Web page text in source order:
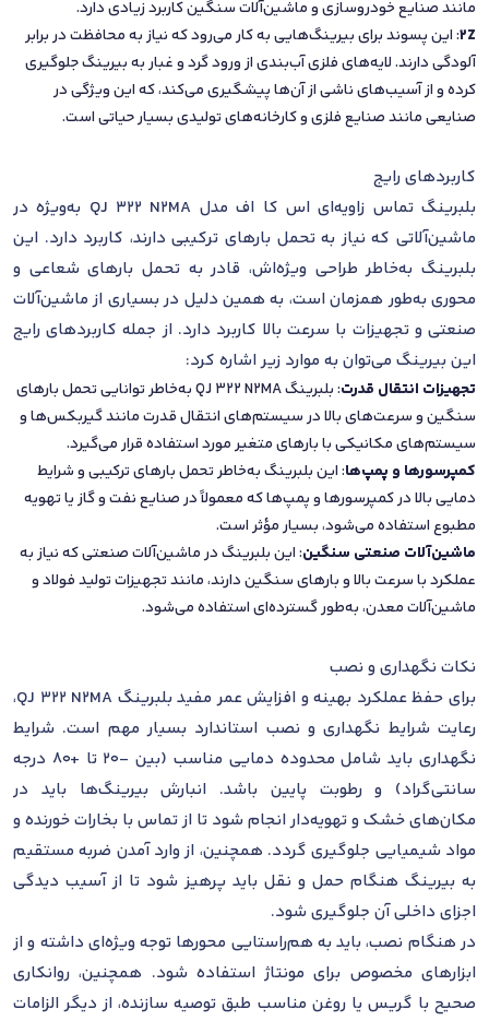
مانند صنایع خودروسازی و ماشین‌آلات سنگین کاربرد زیادی دارد.
2Z: این پسوند برای بیرینگ‌هایی به کار می‌رود که نیاز به محافظت در برابر
آلودگی دارند. لایه‌های فلزی آب‌بندی از ورود گرد و غبار به بیرینگ جلوگیری
کرده و از آسیب‌های ناشی از آن‌ها پیشگیری می‌کند، که این ویژگی در
صنایعی مانند صنایع فلزی و کارخانه‌های تولیدی بسیار حیاتی است.
کاربردهای رایج
بلبرینگ تماس زاویه‌ای اس کا اف مدل QJ 322 N2MA به‌ویژه در
ماشین‌آلاتی که نیاز به تحمل بارهای ترکیبی دارند، کاربرد دارد. این
بلبرینگ به‌خاطر طراحی ویژه‌اش، قادر به تحمل بارهای شعاعی و
محوری به‌طور همزمان است، به همین دلیل در بسیاری از ماشین‌آلات
صنعتی و تجهیزات با سرعت بالا کاربرد دارد. از جمله کاربردهای رایج
این بیرینگ می‌توان به موارد زیر اشاره کرد:
تجهیزات انتقال قدرت
: بلبرینگ QJ 322 N2MA به‌خاطر توانایی تحمل بارهای
سنگین و سرعت‌های بالا در سیستم‌های انتقال قدرت مانند گیربکس‌ها و
سیستم‌های مکانیکی با بارهای متغیر مورد استفاده قرار می‌گیرد.
کمپرسورها و پمپ‌ها: این بلبرینگ به‌خاطر تحمل بارهای ترکیبی و شرایط
دمایی بالا در کمپرسورها و پمپ‌ها که معمولاً در صنایع نفت و گاز یا تهویه
مطبوع استفاده می‌شود، بسیار مؤثر است.
ماشین‌آلات صنعتی سنگین: این بلبرینگ در ماشین‌آلات صنعتی که نیاز به
عملکرد با سرعت بالا و بارهای سنگین دارند، مانند تجهیزات تولید فولاد و
ماشین‌آلات معدن، به‌طور گسترده‌ای استفاده می‌شود.
نکات نگهداری و نصب
برای حفظ عملکرد بهینه و افزایش عمر مفید بلبرینگ QJ 322 N2MA،
رعایت شرایط نگهداری و نصب استاندارد بسیار مهم است. شرایط
نگهداری باید شامل محدوده دمایی مناسب (بین -20 تا +80 درجه
سانتی‌گراد) و رطوبت پایین باشد. انبارش بیرینگ‌ها باید در
مکان‌های خشک و تهویه‌دار انجام شود تا از تماس با بخارات خورنده و
مواد شیمیایی جلوگیری گردد. همچنین، از وارد آمدن ضربه مستقیم
به بیرینگ هنگام حمل و نقل باید پرهیز شود تا از آسیب دیدگی
اجزای داخلی آن جلوگیری شود.
در هنگام نصب، باید به هم‌راستایی محورها توجه ویژه‌ای داشته و از
ابزارهای مخصوص برای مونتاژ استفاده شود. همچنین، روانکاری
صحیح با گریس یا روغن مناسب طبق توصیه سازنده، از دیگر الزامات